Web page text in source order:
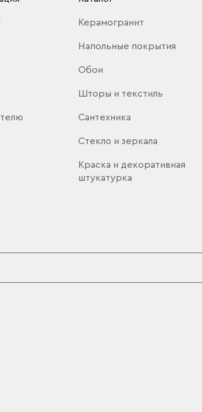
Керамогранит
Напольные покрытия
Обои
Шторы и текстиль
Сантехника
Стекло и зеркала
Краска и декоративная
штукатурка